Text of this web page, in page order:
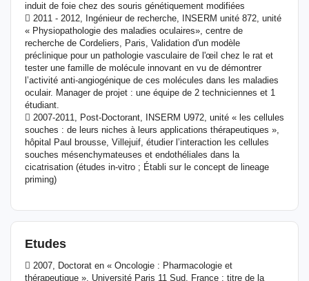
induit de foie chez des souris génétiquement modifiées
 2011 - 2012, Ingénieur de recherche, INSERM unité 872, unité
« Physiopathologie des maladies oculaires», centre de
recherche de Cordeliers, Paris, Validation d'un modèle
préclinique pour un pathologie vasculaire de l'œil chez le rat et
tester une famille de molécule innovant en vu de démontrer
l’activité anti-angiogénique de ces molécules dans les maladies
oculair. Manager de projet : une équipe de 2 techniciennes et 1
étudiant.
 2007-2011, Post-Doctorant, INSERM U972, unité « les cellules
souches : de leurs niches à leurs applications thérapeutiques »,
hôpital Paul brousse, Villejuif, étudier l’interaction les cellules
souches mésenchymateuses et endothéliales dans la
cicatrisation (études in-vitro ; Établi sur le concept de lineage
priming)
Etudes
 2007, Doctorat en « Oncologie : Pharmacologie et
thérapeutique », Université Paris 11 Sud, France ; titre de la